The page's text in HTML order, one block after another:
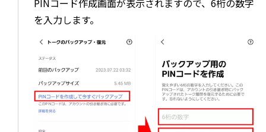
PINコード作成画面が表示されますので、6桁の数字
を入力します。